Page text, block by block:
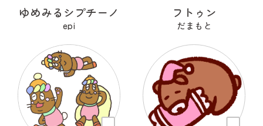
ゆめみるシプチーノ
epi
フトゥン
だまもと